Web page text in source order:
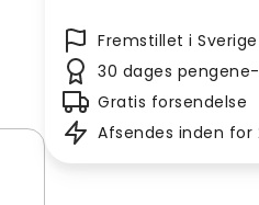
Fremstillet i Sverige
30 dages
Gratis forsendelse
Afsendes inden for